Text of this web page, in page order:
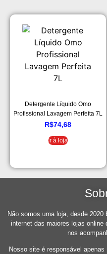
Detergente Líquido Omo
Profissional Lavagem Perfeita 7L
R$74,68
Ir à loja
Não somos uma loja, desde
internet das maiores lojas
nos
Nosso site é responsável